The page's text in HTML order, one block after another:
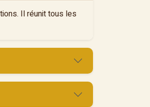
Il réunit tous les